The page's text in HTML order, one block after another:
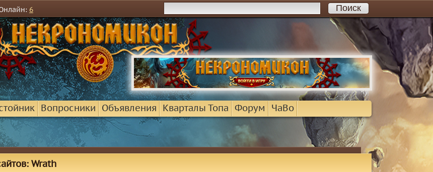
6
Вопросники Объявления Кварталы Топа Форум ЧаВо
Wrath